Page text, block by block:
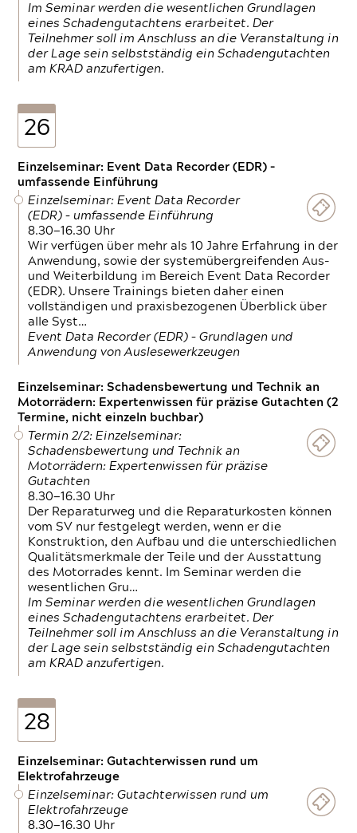
Im Seminar werden die wesentlichen Grundlagen
eines Schadengutachtens erarbeitet. Der
Teilnehmer soll im Anschluss an die Veranstaltung in
der Lage sein selbstständig ein Schadengutachten
am KRAD anzufertigen.
26
Einzelseminar: Event Data Recorder (EDR) –
umfassende Einführung
Einzelseminar: Event Data Recorder
(EDR) – umfassende Einführung
8.30—16.30 Uhr
Wir verfügen über mehr als 10 Jahre Erfahrung in der
Anwendung, sowie der systemübergreifenden Aus-
und Weiterbildung im Bereich Event Data Recorder
(EDR). Unsere Trainings bieten daher einen
vollständigen und praxisbezogenen Überblick über
alle Syst…
Event Data Recorder (EDR) – Grundlagen und
Anwendung von Auslesewerkzeugen
Einzelseminar: Schadensbewertung und Technik an
Motorrädern: Expertenwissen für präzise Gutachten (2
Termine, nicht einzeln buchbar)
Termin 2/2: Einzelseminar:
Schadensbewertung und Technik an
Motorrädern: Expertenwissen für präzise
Gutachten
8.30—16.30 Uhr
Der Reparaturweg und die Reparaturkosten können
vom SV nur festgelegt werden, wenn er die
Konstruktion, den Aufbau und die unterschiedlichen
Qualitätsmerkmale der Teile und der Ausstattung
des Motorrades kennt. Im Seminar werden die
wesentlichen Gru…
Im Seminar werden die wesentlichen Grundlagen
eines Schadengutachtens erarbeitet. Der
Teilnehmer soll im Anschluss an die Veranstaltung in
der Lage sein selbstständig ein Schadengutachten
am KRAD anzufertigen.
28
Einzelseminar: Gutachterwissen rund um
Elektrofahrzeuge
Einzelseminar: Gutachterwissen rund um
Elektrofahrzeuge
8.30—16.30 Uhr